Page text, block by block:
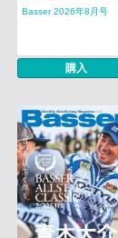
Basser 2026年8月号
購入